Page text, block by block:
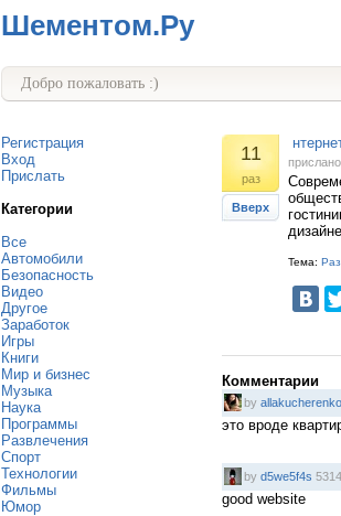
Шементом.Ру
Добро пожаловать :)
Регистрация
Вход
Прислать
Категории
Все
Автомобили
Безопасность
Видео
Другое
Заработок
Игры
Книги
Мир и бизнес
Музыка
Наука
Программы
Развлечения
Спорт
Технологии
Фильмы
Юмор
11
раз
Вверх
Тема:
Комментарии
by allakucherenko
это вроде
by d5we5f4s
good website